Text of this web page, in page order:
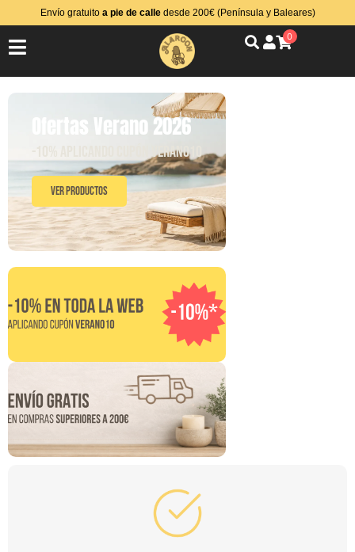
Envío gratuito a pie de calledesde 200€ (Península y Baleares)
0
Ofertas Verano 2026
-10% aplicando cupón VERANO10
Ver Productos